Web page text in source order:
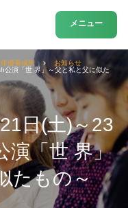
メニュー
日(土)～23
演「世 界」
たもの～
優養成所
お知らせ
公演「世 界」～父と私と父に似た